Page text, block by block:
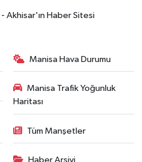
tarihini yerinde
Akhisar'ın Haber Sitesi
Manisa Hava Durumu
Manisa Trafik Yoğunluk
Haritası
Tüm Manşetler
Haber Arşivi